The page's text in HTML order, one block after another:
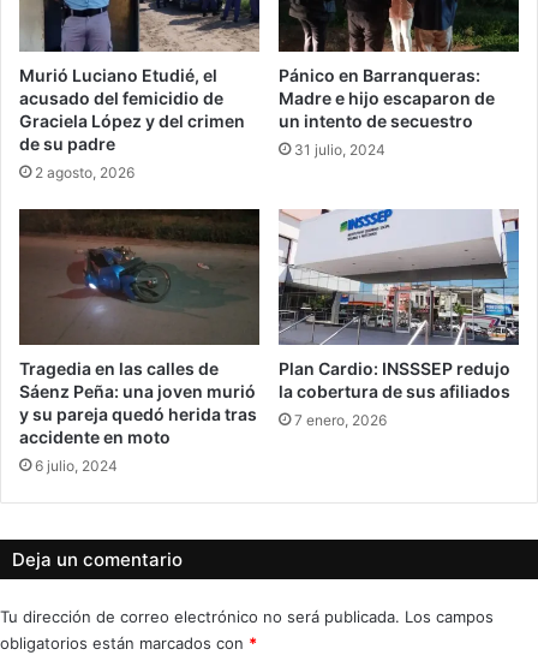
Murió Luciano Etudié, el
acusado del femicidio de
Graciela López y del crimen
de su padre
2 agosto, 2026
Pánico en Barranqueras:
Madre e hijo escaparon de
un intento de secuestro
31 julio, 2024
Tragedia en las calles de
Sáenz Peña: una joven murió
y su pareja quedó herida tras
accidente en moto
6 julio, 2024
Plan Cardio: INSSSEP redujo
la cobertura de sus afiliados
7 enero, 2026
Deja un comentario
Tu dirección de correo electrónico no será publicada. Los campos
obligatorios están marcados con *